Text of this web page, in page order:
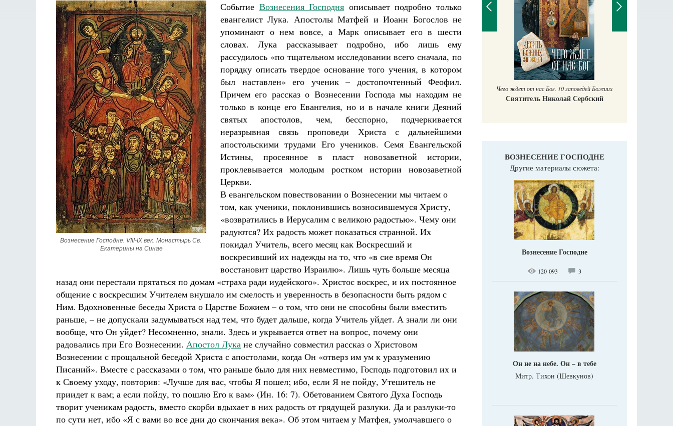
Вознесение Господне. VIII-IX век. Монастырь Св.
Екатерины на Синае
Событие Вознесения Господня описывает подробно только
евангелист Лука. Апостолы Матфей и Иоанн Богослов не
упоминают о нем вовсе, а Марк описывает его в шести
словах. Лука рассказывает подробно, ибо лишь ему
рассудилось «по тщательном исследовании всего сначала, по
порядку описать твердое основание того учения, в котором
был наставлен» его ученик – достопочтенный Феофил.
Причем его рассказ о Вознесении Господа мы находим не
только в конце его Евангелия, но и в начале книги Деяний
святых апостолов, чем, бесспорно, подчеркивается
неразрывная связь проповеди Христа с дальнейшими
апостольскими трудами Его учеников. Семя Евангельской
Истины, просеянное в пласт новозаветной истории,
проклевывается молодым ростком истории новозаветной
Церкви.
В евангельском повествовании о Вознесении мы читаем о
том, как ученики, поклонившись возносившемуся Христу,
«возвратились в Иерусалим с великою радостью». Чему они
радуются? Их радость может показаться странной. Их
покидал Учитель, всего месяц как Воскресший и
воскресивший их надежды на то, что «в сие время Он
восстановит царство Израилю». Лишь чуть больше месяца
назад они перестали прятаться по домам «страха ради иудейского». Христос воскрес, и их постоянное
общение с воскресшим Учителем внушало им смелость и уверенность в безопасности быть рядом с
Ним. Вдохновенные беседы Христа о Царстве Божием – о том, что они не способны были вместить
раньше, – не допускали задумываться над тем, что будет дальше, когда Учитель уйдет. А знали ли они
вообще, что Он уйдет? Несомненно, знали. Здесь и укрывается ответ на вопрос, почему они
радовались при Его Вознесении. Апостол Лука не случайно совместил рассказ о Христовом
Вознесении с прощальной беседой Христа с апостолами, когда Он «отверз им ум к уразумению
Писаний». Вместе с рассказами о том, что раньше было для них невместимо, Господь подготовил их и
к Своему уходу, повторив: «Лучше для вас, чтобы Я пошел; ибо, если Я не пойду, Утешитель не
приидет к вам; а если пойду, то пошлю Его к вам» (Ин. 16: 7). Обетованием Святого Духа Господь
творит ученикам радость, вместо скорби вдыхает в них радость от грядущей разлуки. Да и разлуки-то
по сути нет, ибо «Я с вами во все дни до скончания века». Об этом читаем у Матфея, умолчавшего о
Разлуки не будет
Фредерика де Грааф
Кирилл Мурышев
Великомученик Георгий Победоносец. Научись у
святого
Роман Котов Чего ждет от нас Бог. 10 заповедей Божиих
Святитель Николай Сербский
ВОЗНЕСЕНИЕ ГОСПОДНЕ
Другие материалы сюжета:
Вознесение Господне
120 093 3
Он не на небе. Он – в тебе
Митр. Тихон (Шевкунов)